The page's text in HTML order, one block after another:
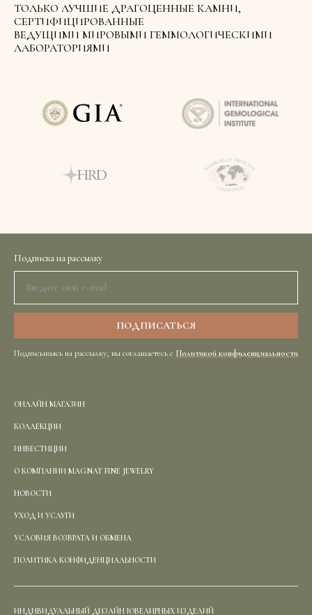
ТОЛЬКО ЛУЧШИЕ ДРАГОЦЕННЫЕ КАМНИ,
СЕРТИФИЦИРОВАННЫЕ
ВЕДУЩИМИ МИРОВЫМИ ГЕММОЛОГИЧЕСКИМИ
ЛАБОРАТОРИЯМИ
Подписка на рассылку
Подписываясь на рассылку, вы соглашаетесь с Политикой конфиденциальности
ОНЛАЙН МАГАЗИН
КОЛЛЕКЦИИ
ИНВЕСТИЦИИ
О КОМПАНИИ MAGNAT FINE JEWELRY
НОВОСТИ
УХОД И УСЛУГИ
УСЛОВИЯ ВОЗВРАТА И ОБМЕНА
ПОЛИТИКА КОНФИДЕНЦИАЛЬНОСТИ
ИНДИВИДУАЛЬНЫЙ ДИЗАЙН ЮВЕЛИРНЫХ ИЗДЕЛИЙ